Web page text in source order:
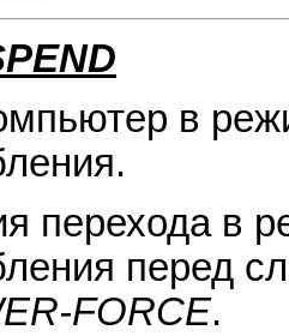
в
перехода в
перед
FORCE.